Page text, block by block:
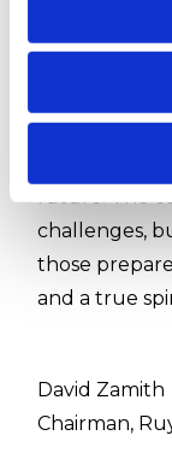
again
We close
have taken
future. The
challenges,
those
and a true
David Zamith
Chairman,